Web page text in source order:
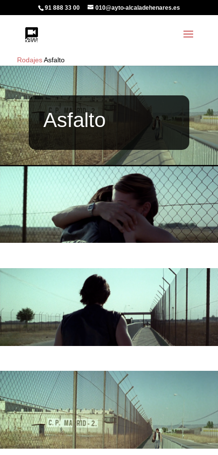
91 888 33 00 010@ayto-alcaladehenares.es
RodajesAsfalto
Asfalto